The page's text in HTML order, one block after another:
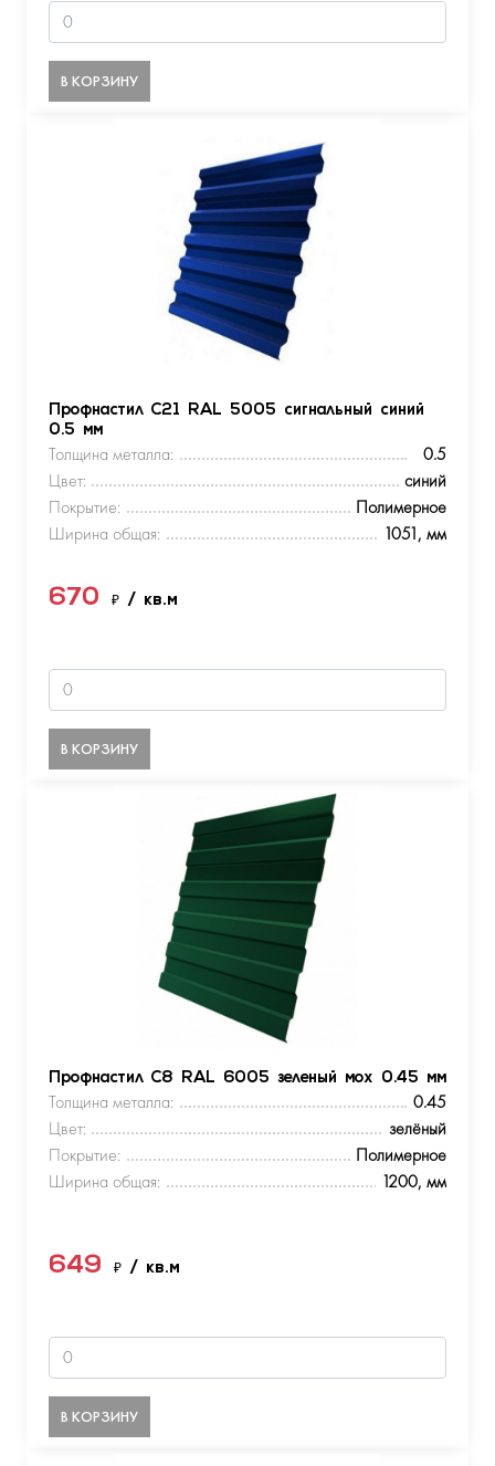
В КОРЗИНУ
Профнастил С21 RAL 5005 сигнальный синий
0.5 мм
Толщина металла:
0.5
Цвет:
синий
Покрытие:
Полимерное
Ширина общая:
1051, мм
670 ₽ / кв.м
В КОРЗИНУ
Профнастил С8 RAL 6005 зеленый мох 0.45 мм
Толщина металла:
0.45
Цвет:
зелёный
Покрытие:
Полимерное
Ширина общая:
1200, мм
649 ₽ / кв.м
В КОРЗИНУ